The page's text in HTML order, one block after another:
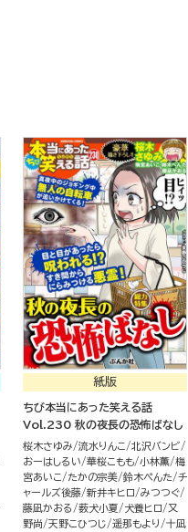
紙版
ちび本当にあった笑える話
Vol.230 秋の夜長の恐怖ばなし
桜木さゆみ 流水りんこ
北沢バンビ
おーはしるい
華桜こもも 小林薫 梅
宮あいこ
たかの宗美 鈴木ぺんた
チ
ャールズ後藤 新井キヒロ
みつつぐ
藤凪かおる
薮犬小夏 犬養ヒロ
又
野尚
天野こひつじ 遥那もより
十凪